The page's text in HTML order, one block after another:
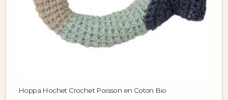
Hoppa Hochet Crochet Poisson en Coton Bio